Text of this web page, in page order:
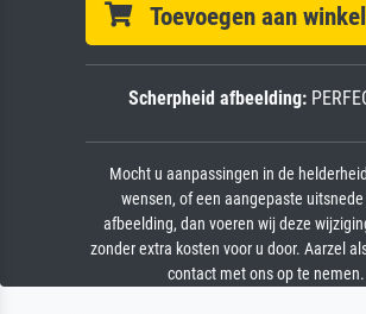
Toevoegen aan
Scherpheid afbeelding:
Mocht u aanpassingen in de
wensen, of een aangepaste uitsnede
afbeelding, dan voeren wij deze
zonder extra kosten voor u door. Aarzel
contact met ons op te nemen.